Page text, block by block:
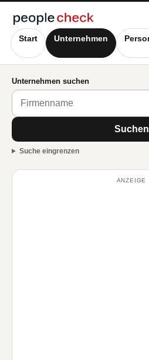
Start Unternehmen
Unternehmen suchen
Suchen
Suche eingrenzen
ANZEIGE